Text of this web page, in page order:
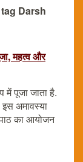
Darsh
महत्व और
में पूजा जाता है.
इस अमावस्या
का आयोजन